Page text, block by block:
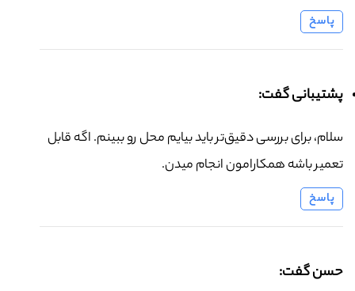
پاسخ
پشتیبانی گفت:
سلام، برای بررسی دقیق‌تر باید بیایم محل رو ببینم. اگه قابل
تعمیر باشه همکارامون انجام میدن.
پاسخ
حسن گفت: